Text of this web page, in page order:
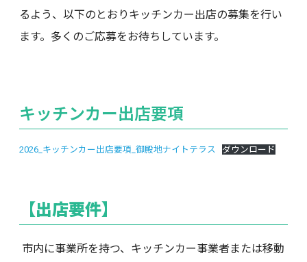
るよう、以下のとおりキッチンカー出店の募集を行い
ます。多くのご応募をお待ちしています。
キッチンカー出店要項
2026_キッチンカー出店要項_御殿地ナイトテラス ダウンロード
【出店要件】
市内に事業所を持つ、キッチンカー事業者または移動